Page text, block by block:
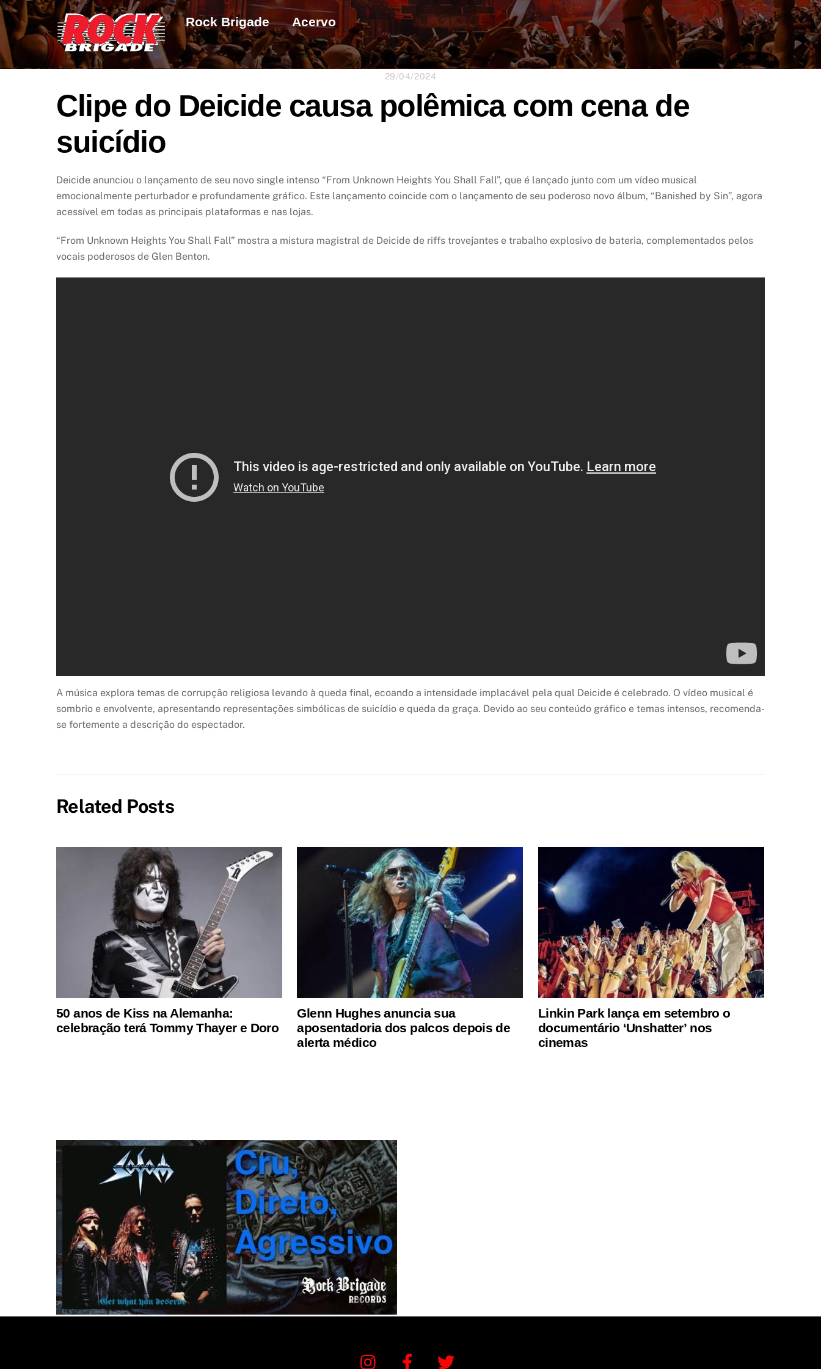
Skip
to
content
Rock Brigade Acervo
29/04/2024
Clipe do Deicide causa polêmica com cena de
suicídio
Deicide anunciou o lançamento de seu novo single intenso “From Unknown Heights You Shall Fall”, que é lançado junto com um vídeo musical
emocionalmente perturbador e profundamente gráfico. Este lançamento coincide com o lançamento de seu poderoso novo álbum, “Banished by Sin”, agora
acessível em todas as principais plataformas e nas lojas.
“From Unknown Heights You Shall Fall” mostra a mistura magistral de Deicide de riffs trovejantes e trabalho explosivo de bateria, complementados pelos
vocais poderosos de Glen Benton.
A música explora temas de corrupção religiosa levando à queda final, ecoando a intensidade implacável pela qual Deicide é celebrado. O vídeo musical é
sombrio e envolvente, apresentando representações simbólicas de suicídio e queda da graça. Devido ao seu conteúdo gráfico e temas intensos, recomenda-
se fortemente a descrição do espectador.
Related Posts
50 anos de Kiss na Alemanha:
celebração terá Tommy Thayer e Doro
Glenn Hughes anuncia sua
aposentadoria dos palcos depois de
alerta médico
Linkin Park lança em setembro o
documentário ‘Unshatter’ nos
cinemas
Instagram Facebook